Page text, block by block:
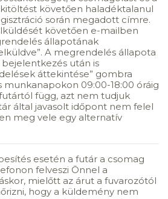
követően haladéktalanul
során megadott címre.
követően e-mailben
állapotának
A megrendelés állapota
után is
áttekintése” gombra
munkanapokon 09:00-18:00 óráig
függ, azt nem tudjuk
által javasolt időpont nem felel
meg vele egy alternatív
esetén a futár a csomag
felveszi Önnel a
mielőtt az árut a fuvarozótól
hogy a küldemény nem